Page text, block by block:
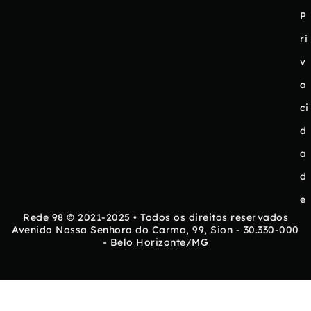
P
ri
v
a
ci
d
a
d
e
Rede 98 © 2021-2025 • Todos os direitos reservados
Avenida Nossa Senhora do Carmo, 99, Sion - 30.330-000
- Belo Horizonte/MG